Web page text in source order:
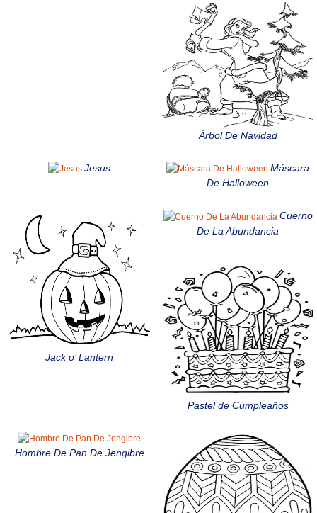
Árbol De Navidad
Jesus
Máscara
De Halloween
Jack o’ Lantern
Cuerno
De La Abundancia
Pastel de Cumpleaños
Hombre De Pan De Jengibre